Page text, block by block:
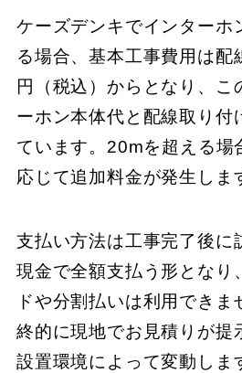
ケーズデンキでインターホ
る場合、基本工事費用は
円（税込）からとなり、こ
ーホン本体代と配線取り付
ています。20mを超える場
応じて追加料金が発生しま
支払い方法は工事完了後に
現金で全額支払う形となり
ドや分割払いは利用できま
終的に現地でお見積りが提
設置環境によって変動しま